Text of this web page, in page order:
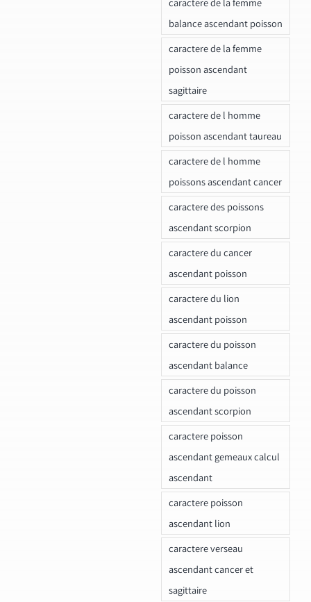
caractere de la femme
balance ascendant poisson
caractere de la femme
poisson ascendant
sagittaire
caractere de l homme
poisson ascendant taureau
caractere de l homme
poissons ascendant cancer
caractere des poissons
ascendant scorpion
caractere du cancer
ascendant poisson
caractere du lion
ascendant poisson
caractere du poisson
ascendant balance
caractere du poisson
ascendant scorpion
caractere poisson
ascendant gemeaux calcul
ascendant
caractere poisson
ascendant lion
caractere verseau
ascendant cancer et
sagittaire